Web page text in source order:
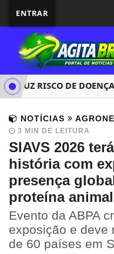
ENTRAR
RISCO DE DOENÇA
NOTÍCIAS
3 MIN DE LEITURA
SIAVS 2026
história com
presença
proteína animal
Evento da ABPA
exposição e deve
de 60 países em